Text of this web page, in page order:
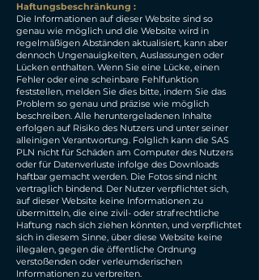
Haftungsbeschränkung :
Die Informationen auf dieser Website sind so
genau wie möglich und die Website wird in
regelmäßigen Abständen aktualisiert, kann aber
dennoch Ungenauigkeiten, Auslassungen oder
Lücken enthalten. Wenn Sie eine Lücke, einen
Fehler oder eine scheinbare Fehlfunktion
feststellen, melden Sie dies bitte, indem Sie das
Problem so genau und präzise wie möglich
beschreiben. Alle heruntergeladenen Inhalte
erfolgen auf Risiko des Nutzers und unter seiner
alleinigen Verantwortung. Folglich kann die SAS
PLN nicht für Schäden am Computer des Nutzers
oder für Datenverluste infolge des Downloads
haftbar gemacht werden. Die Fotos sind nicht
vertraglich bindend. Der Nutzer verpflichtet sich,
auf dieser Website keine Informationen zu
übermitteln, die eine zivil- oder strafrechtliche
Haftung nach sich ziehen könnten, und verpflichtet
sich in diesem Sinne, über diese Website keine
illegalen, gegen die öffentliche Ordnung
verstoßenden oder verleumderischen
Informationen zu verbreiten.